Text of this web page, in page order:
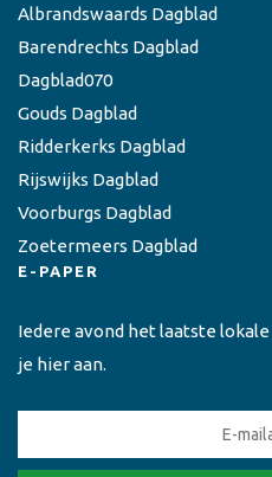
Albrandswaards Dagblad
Barendrechts Dagblad
Dagblad070
Gouds Dagblad
Ridderkerks Dagblad
Rijswijks Dagblad
Voorburgs Dagblad
Zoetermeers Dagblad
E-PAPER
Iedere avond het laatste
je hier aan.